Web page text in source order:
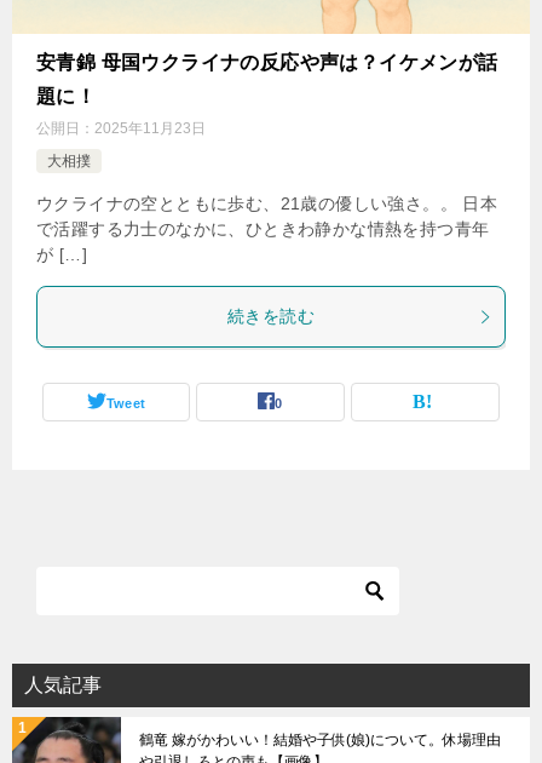
安青錦 母国ウクライナの反応や声は？イケメンが話
題に！
公開日： 2025年11月23日
大相撲
ウクライナの空とともに歩む、21歳の優しい強さ。。 日本
で活躍する力士のなかに、ひときわ静かな情熱を持つ青年
が […]
続きを読む
Tweet 0
人気記事
鶴竜 嫁がかわいい！結婚や子供(娘)について。休場理由